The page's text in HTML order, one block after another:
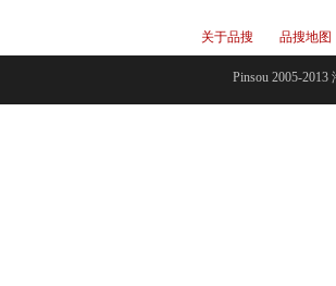
关于品搜 品搜地图
Pinsou 2005-